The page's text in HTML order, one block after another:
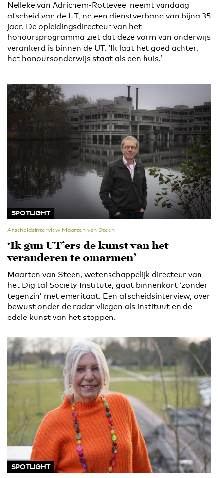
Nelleke van Adrichem-Rotteveel neemt vandaag
afscheid van de UT, na een dienstverband van bijna 35
jaar. De opleidingsdirecteur van het
honoursprogramma ziet dat deze vorm van onderwijs
verankerd is binnen de UT. ‘Ik laat het goed achter,
het honoursonderwijs staat als een huis.’
SPOTLIGHT
Afscheidsinterview Maarten van Steen
‘Ik gun UT’ers de kunst van het
veranderen te omarmen’
Maarten van Steen, wetenschappelijk directeur van
het Digital Society Institute, gaat binnenkort ‘zonder
tegenzin’ met emeritaat. Een afscheidsinterview, over
bewust onder de radar vliegen als instituut en de
edele kunst van het stoppen.
SPOTLIGHT